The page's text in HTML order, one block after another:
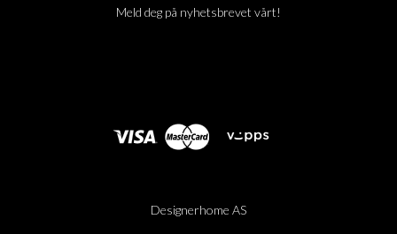
Meld deg på nyhetsbrevet vårt!
Designerhome AS